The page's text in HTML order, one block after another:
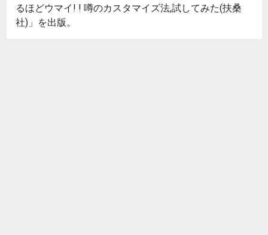
るほどウマイ! ! 噂のカスタマイズ法,試してみた(扶桑
社)」を出版。